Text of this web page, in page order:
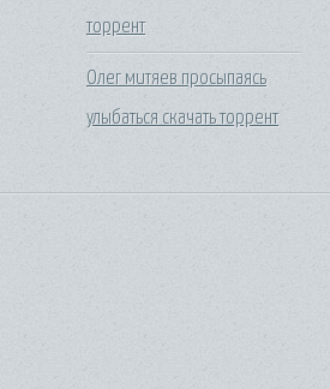
торрент
Олег митяев просыпаясь
улыбаться скачать торрент